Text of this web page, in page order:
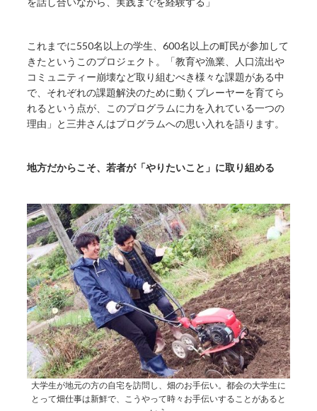
これまでに550名以上の学生、600名以上の町民が参加して
きたというこのプロジェクト。「教育や漁業、人口流出や
コミュニティー崩壊など取り組むべき様々な課題がある中
で、それぞれの課題解決のために動くプレーヤーを育てら
れるという点が、このプログラムに力を入れている一つの
理由」と三井さんはプログラムへの思い入れを語ります。
地方だからこそ、若者が「やりたいこと」に取り組める
大学生が地元の方の自宅を訪問し、畑のお手伝い。都会の大学生に
とって畑仕事は新鮮で、こうやって時々お手伝いすることがあると